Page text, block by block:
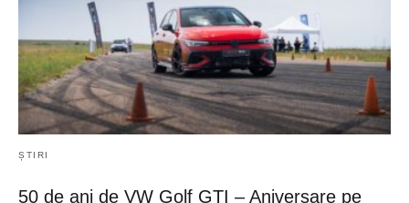
ȘTIRI
50 de ani de VW Golf GTI – Aniversare pe